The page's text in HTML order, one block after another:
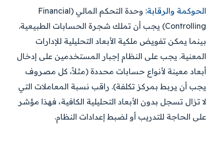
الحوكمة والرقابة:
وحدة التحكم المالي (Financial
Controlling) يجب أن تملك شجرة الحسابات الطبيعية.
بينما يمكن تفويض ملكية الأبعاد التحليلية للإدارات
المعنية. يجب على النظام إجبار المستخدمين على إدخال
أبعاد معينة لأنواع حسابات محددة (مثلاً، كل مصروف
يجب أن يربط بمركز تكلفة). راقب نسبة المعاملات التي
لا تزال تسجل بدون الأبعاد التحليلية الكافية، فهذا مؤشر
على الحاجة للتدريب أو لضبط إعدادات النظام.